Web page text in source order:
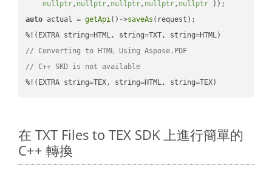
nullptr, nullptr, nullptr, nullptr, nullptr ))
auto actual = getApi()->saveAs (request);
// Converting to HTML Using Aspose.PDF
// C++ SKD is not available
%!(EXTRA string=TEX, string=HTML, string=TEX)
在 TXT Files to TEX SDK 上進行簡單的
C++ 轉換